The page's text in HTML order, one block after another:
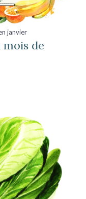
janvier
mois de